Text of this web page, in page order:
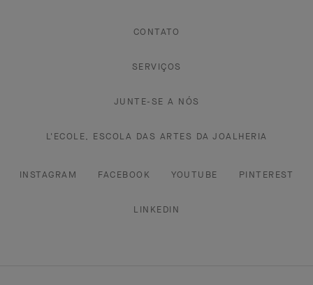
CONTATO
SERVIÇOS
JUNTE-SE A NÓS
L'ECOLE, ESCOLA DAS ARTES DA JOALHERIA
INSTAGRAM FACEBOOK YOUTUBE PINTEREST
LINKEDIN